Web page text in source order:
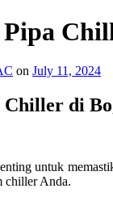
Pipa
on July 11, 2024
Chiller di
untuk
chiller Anda.